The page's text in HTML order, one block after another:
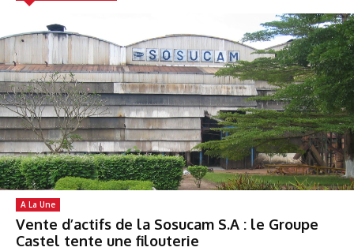
A La Une
Vente d’actifs de la Sosucam S.A : le Groupe
Castel tente une filouterie